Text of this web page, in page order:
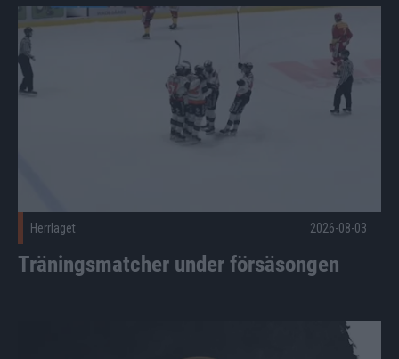
Träningsmatcher under försäsongen Publicerad 2026-08-03
Herrlaget 2026-08-03
Träningsmatcher under försäsongen
Joel Ratkovic-Berndtsson förlänger – Malte Sjögren